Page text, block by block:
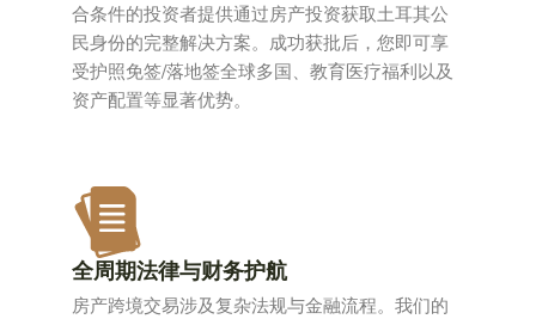
合条件的投资者提供通过房产投资获取土耳其公
民身份的完整解决方案。成功获批后，您即可享
受护照免签/落地签全球多国、教育医疗福利以及
资产配置等显著优势。
全周期法律与财务护航
房产跨境交易涉及复杂法规与金融流程。我们的